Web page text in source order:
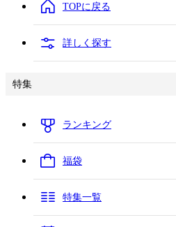
TOPに戻る
詳しく探す
特集
ランキング
福袋
特集一覧